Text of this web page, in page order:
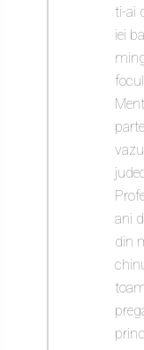
ti-ai
iei
ani
din